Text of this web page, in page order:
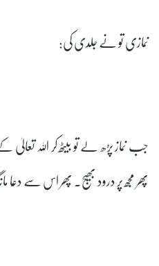
نمازی تو نے جلدی کی:
جب نماز پڑھ لے تو بیٹھ کر اللہ
پھر مجھ پر درود بھیج۔ پھر اس سے